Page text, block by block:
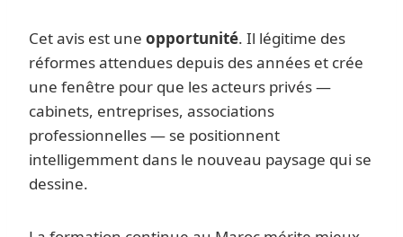
Cet avis est une opportunité. Il légitime des
réformes attendues depuis des années et crée
une fenêtre pour que les acteurs privés —
cabinets, entreprises, associations
professionnelles — se positionnent
intelligemment dans le nouveau paysage qui se
dessine.